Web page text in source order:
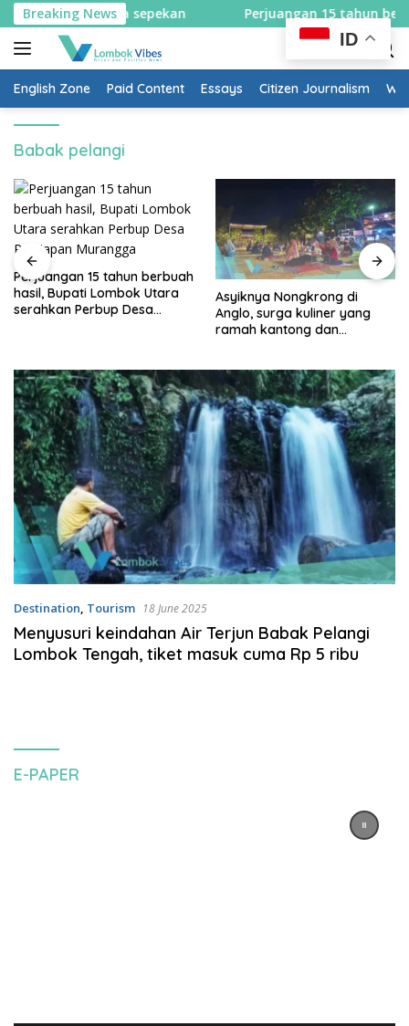
Skip
to
content
Breaking News
selama sepekan Perjuangan 15 tahun berbuah
English Zone Paid Content Essays Citizen Journalism
Babak pelangi
Perjuangan 15 tahun berbuah
hasil, Bupati Lombok Utara
serahkan Perbup Desa
Asyiknya Nongkrong di
Anglo, surga kuliner yang
ramah kantong dan
Destination, Tourism 18 June 2025
Menyusuri keindahan Air Terjun Babak Pelangi
Lombok Tengah, tiket masuk cuma Rp 5 ribu
E-PAPER
ID